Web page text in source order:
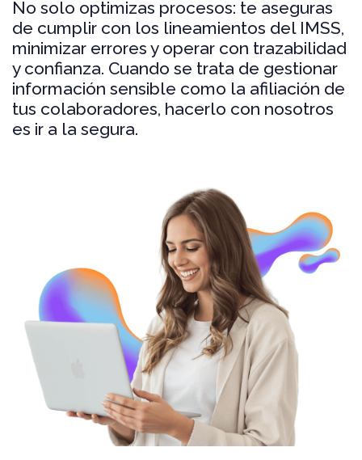
No solo optimizas procesos: te aseguras
de cumplir con los lineamientos del IMSS,
minimizar errores y operar con trazabilidad
y confianza. Cuando se trata de gestionar
información sensible como la afiliación de
tus colaboradores, hacerlo con nosotros
es ir a la segura.